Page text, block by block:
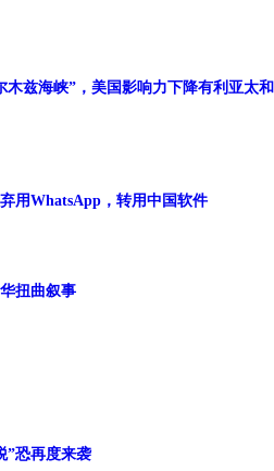
兹海峡”，美国影响力下降有利亚太和
用WhatsApp，转用中国软件
扭曲叙事
”恐再度来袭